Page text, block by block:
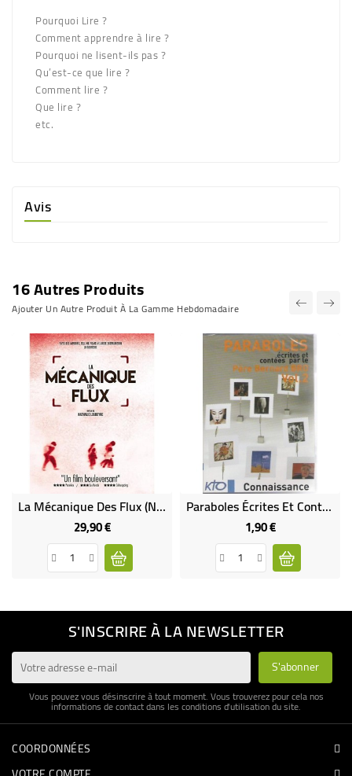
Pourquoi Lire ?
Comment apprendre à lire ?
Pourquoi ne lisent-ils pas ?
Qu’est-ce que lire ?
Comment lire ?
Que lire ?
etc.
Avis
16 Autres Produits
Ajouter Un Autre Produit À La Gamme Hebdomadaire
La Mécanique Des Flux (neuf)
29,90 €Prix
Paraboles Écrites Et Contées Par Le Père Bernard Bro Vol 2 (Occasion)
1,90 €Prix
S'INSCRIRE À LA NEWSLETTER
Vous pouvez vous désinscrire à tout moment. Vous trouverez pour cela nos
informations de contact dans les conditions d'utilisation du site.
COORDONNÉES